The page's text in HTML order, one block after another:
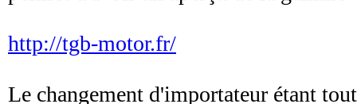
http://tgb-motor.fr/
Le changement d'importateur étant